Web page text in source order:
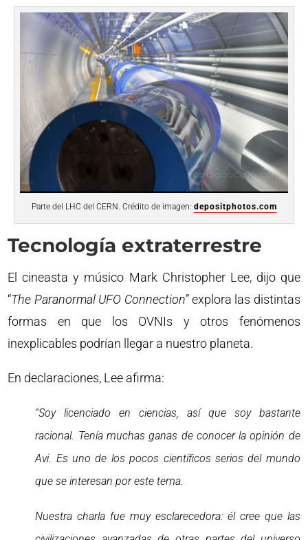
Parte del LHC del CERN. Crédito de imagen: depositphotos.com
Tecnología extraterrestre
El cineasta y músico Mark Christopher Lee, dijo que
“The Paranormal UFO Connection” explora las distintas
formas en que los OVNIs y otros fenómenos
inexplicables podrían llegar a nuestro planeta.
En declaraciones, Lee afirma:
“Soy licenciado en ciencias, así que soy bastante
racional. Tenía muchas ganas de conocer la opinión de
Avi. Es uno de los pocos científicos serios del mundo
que se interesan por este tema.
Nuestra charla fue muy esclarecedora: él cree que las